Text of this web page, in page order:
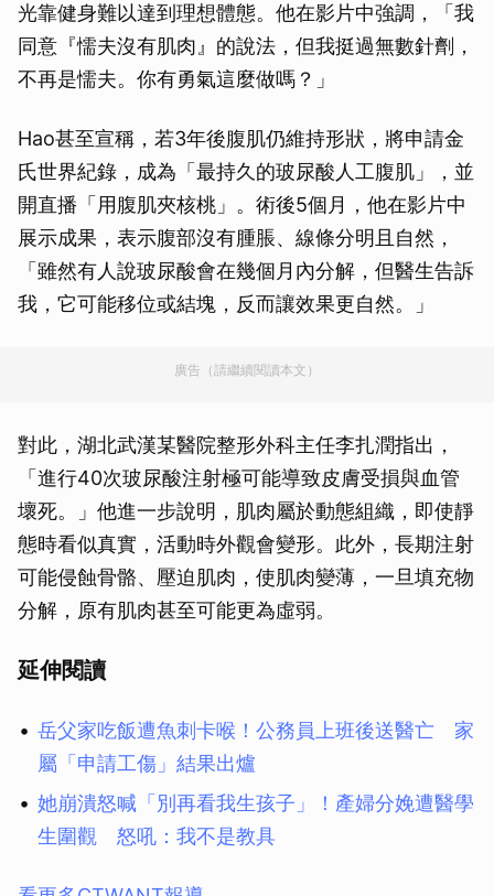
光靠健身難以達到理想體態。他在影片中強調，「我
同意『懦夫沒有肌肉』的說法，但我挺過無數針劑，
不再是懦夫。你有勇氣這麼做嗎？」
Hao甚至宣稱，若3年後腹肌仍維持形狀，將申請金
氏世界紀錄，成為「最持久的玻尿酸人工腹肌」，並
開直播「用腹肌夾核桃」。術後5個月，他在影片中
展示成果，表示腹部沒有腫脹、線條分明且自然，
「雖然有人說玻尿酸會在幾個月內分解，但醫生告訴
我，它可能移位或結塊，反而讓效果更自然。」
廣告（請繼續閱讀本文）
對此，湖北武漢某醫院整形外科主任李扎潤指出，
「進行40次玻尿酸注射極可能導致皮膚受損與血管
壞死。」他進一步說明，肌肉屬於動態組織，即使靜
態時看似真實，活動時外觀會變形。此外，長期注射
可能侵蝕骨骼、壓迫肌肉，使肌肉變薄，一旦填充物
分解，原有肌肉甚至可能更為虛弱。
延伸閱讀
岳父家吃飯遭魚刺卡喉！公務員上班後送醫亡 家
屬「申請工傷」結果出爐
她崩潰怒喊「別再看我生孩子」！產婦分娩遭醫學
生圍觀 怒吼：我不是教具